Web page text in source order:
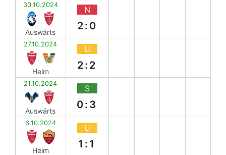
30.10.2024
Auswärts
N
2:0
27.10.2024
Heim
U
2:2
21.10.2024
Auswärts
S
0:3
6.10.2024
Heim
U
1:1